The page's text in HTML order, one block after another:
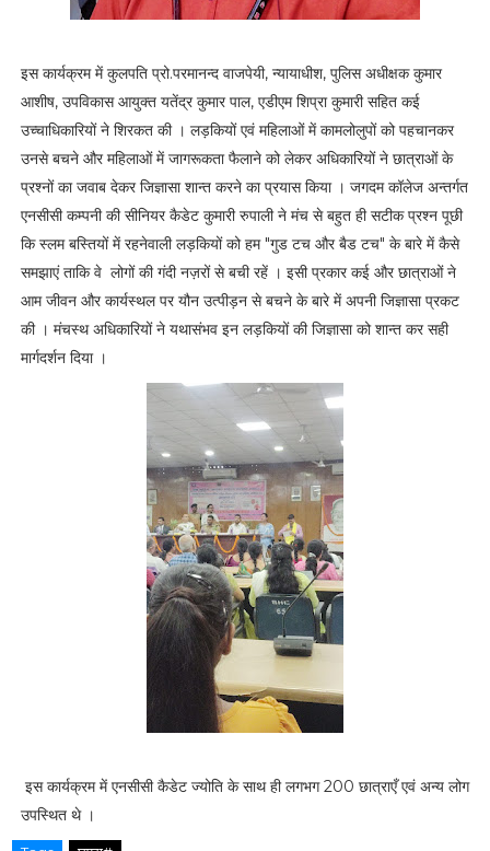
इस कार्यक्रम में कुलपति प्रो.परमानन्द वाजपेयी, न्यायाधीश, पुलिस अधीक्षक कुमार
आशीष, उपविकास आयुक्त यतेंद्र कुमार पाल, एडीएम शिप्रा कुमारी सहित कई
उच्चाधिकारियों ने शिरकत की । लड़कियों एवं महिलाओं में कामलोलुपों को पहचानकर
उनसे बचने और महिलाओं में जागरूकता फैलाने को लेकर अधिकारियों ने छात्राओं के
प्रश्नों का जवाब देकर जिज्ञासा शान्त करने का प्रयास किया । जगदम कॉलेज अन्तर्गत
एनसीसी कम्पनी की सीनियर कैडेट कुमारी रुपाली ने मंच से बहुत ही सटीक प्रश्न पूछी
कि स्लम बस्तियों में रहनेवाली लड़कियों को हम "गुड टच और बैड टच" के बारे में कैसे
समझाएं ताकि वे लोगों की गंदी नज़रों से बची रहें । इसी प्रकार कई और छात्राओं ने
आम जीवन और कार्यस्थल पर यौन उत्पीड़न से बचने के बारे में अपनी जिज्ञासा प्रकट
की । मंचस्थ अधिकारियों ने यथासंभव इन लड़कियों की जिज्ञासा को शान्त कर सही
मार्गदर्शन दिया ।
इस कार्यक्रम में एनसीसी कैडेट ज्योति के साथ ही लगभग 200 छात्राएँ एवं अन्य लोग
उपस्थित थे ।